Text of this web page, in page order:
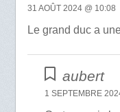
31 AOÛT 2024 @ 10:08
Le grand duc a
aubert
1 SEPTEMBRE